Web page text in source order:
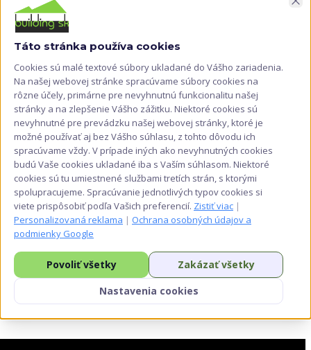
Táto stránka používa cookies
Cookies sú malé textové súbory ukladané do Vášho zariadenia.
Na našej webovej stránke spracúvame súbory cookies na
rôzne účely, primárne pre nevyhnutnú funkcionalitu našej
stránky a na zlepšenie Vášho zážitku. Niektoré cookies sú
nevyhnutné pre prevádzku našej webovej stránky, ktoré je
možné používať aj bez Vášho súhlasu, z tohto dôvodu ich
spracúvame vždy. V prípade iných ako nevyhnutných cookies
budú Vaše cookies ukladané iba s Vaším súhlasom. Niektoré
cookies sú tu umiestnené službami tretích strán, s ktorými
spolupracujeme. Spracúvanie jednotlivých typov cookies si
viete prispôsobiť podľa Vašich preferencií. Zistiť viac |
Personalizovaná reklama | Ochrana osobných údajov a
podmienky Google
Povoliť všetky
Zakázať všetky
Nastavenia cookies